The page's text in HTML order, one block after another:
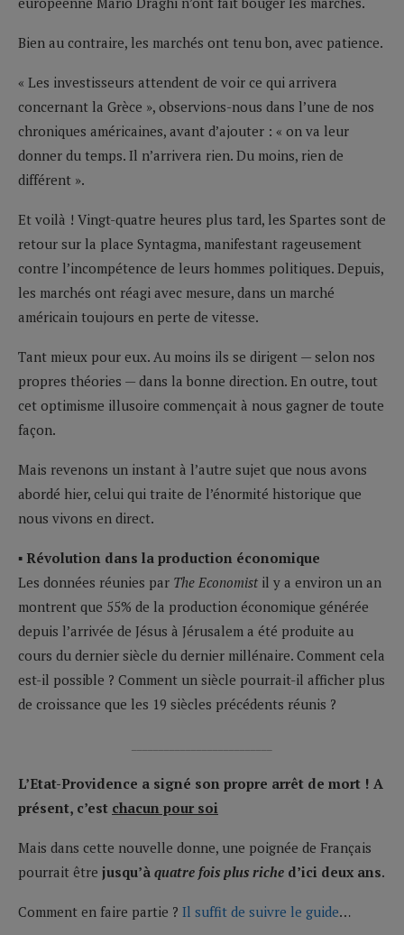
Bien au contraire, les marchés ont tenu bon, avec patience.
« Les investisseurs attendent de voir ce qui arrivera
concernant la Grèce », observions-nous dans l’une de nos
chroniques américaines, avant d’ajouter : « on va leur
donner du temps. Il n’arrivera rien. Du moins, rien de
différent ».
Et voilà ! Vingt-quatre heures plus tard, les Spartes sont de
retour sur la place Syntagma, manifestant rageusement
contre l’incompétence de leurs hommes politiques. Depuis,
les marchés ont réagi avec mesure, dans un marché
américain toujours en perte de vitesse.
Tant mieux pour eux. Au moins ils se dirigent — selon nos
propres théories — dans la bonne direction. En outre, tout
cet optimisme illusoire commençait à nous gagner de toute
façon.
Mais revenons un instant à l’autre sujet que nous avons
abordé hier, celui qui traite de l’énormité historique que
nous vivons en direct.
▪ Révolution dans la production économique
Les données réunies par The Economist il y a environ un an
montrent que 55% de la production économique générée
depuis l’arrivée de Jésus à Jérusalem a été produite au
cours du dernier siècle du dernier millénaire. Comment cela
est-il possible ? Comment un siècle pourrait-il afficher plus
de croissance que les 19 siècles précédents réunis ?
L’Etat-Providence a signé son propre arrêt de mort ! A
présent, c’est chacun pour soi
Mais dans cette nouvelle donne, une poignée de Français
pourrait être jusqu’à quatre fois plus riche d’ici deux ans.
Comment en faire partie ? Il suffit de suivre le guide…